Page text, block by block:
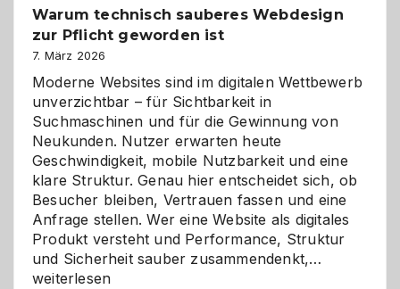
den
Logikrätseln
Warum technisch sauberes Webdesign
zur Pflicht geworden ist
7. März 2026
Moderne Websites sind im digitalen Wettbewerb
unverzichtbar – für Sichtbarkeit in
Suchmaschinen und für die Gewinnung von
Neukunden. Nutzer erwarten heute
Geschwindigkeit, mobile Nutzbarkeit und eine
klare Struktur. Genau hier entscheidet sich, ob
Besucher bleiben, Vertrauen fassen und eine
Anfrage stellen. Wer eine Website als digitales
Produkt versteht und Performance, Struktur
und Sicherheit sauber zusammendenkt,…
weiterlesen